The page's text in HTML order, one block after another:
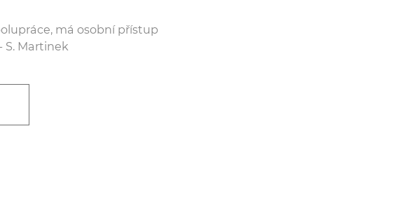
má osobní přístup
S. Martinek